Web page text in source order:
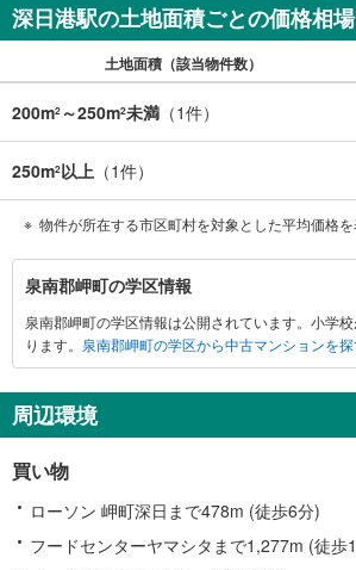
深日港駅の土地面積ごとの価格相場
土地面積（該当物件数）
200m2 ～250m2未満 （1件）
250m2以上 （1件）
物件が所在する市区町村を対象とした平均価格を
泉
南
郡
岬
に
関
る
情
報
泉南郡岬町の学区情報
泉南郡岬町の学区情報は公開されています。小学
ります。 泉南郡岬町の学区から中古マンションを
周辺環境
買い物
ローソン 岬町深日まで478m (徒歩6分)
フードセンターヤマシタまで1,277m (徒歩